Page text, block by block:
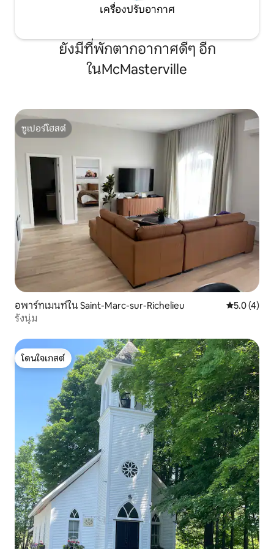
เครื่องปรับอากาศ
ยังมีที่พักตากอากาศดีๆ อีก
ในMcMasterville
ซูเปอร์โฮสต์
ซูเปอร์โฮสต์
อพาร์ทเมนท์ใน Saint-Marc-sur-Richelieu คะแนนเฉลี่
5.0 (4)
รังนุ่ม
โดนใจเกสต์
โดนใจเกสต์